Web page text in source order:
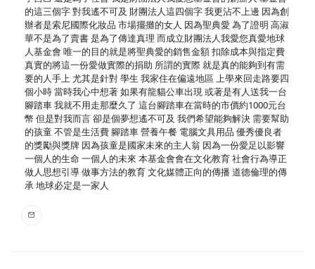
的這三個字 對我遙不可及 財團法人這四個字 我更沾不上邊 因為創
辦者是索尼國際化妝品 市場擺攤的女人 因為聖典愛 為了證明 高淑
華不是為了賣書 是為了傳達真理 而成立財團法人我愛您真愛地球
人基金會 唯一的目的就是將聖典愛的銷售金額 扣除成本與指定費
真實的將這一份愛做實際的捐助 所謂的實際 就是真的能夠到有需
要的人手上 尤其是針對 學生 我家住在偏遠地區 上學來回走路要四
個小時 當時我心中想著 如果有龍貓公車出現 或著是有人送我一台
腳踏車 我就不用走那麼久了 這台腳踏車在當時的市價約1000元台
幣 但是對我而言 卻是個夢想遙不可及 我們希望能夠解決 需要幫助
的孩童 不管是生活費 腳踏車 營養午餐 電腦文具用品 優秀優良者
的獎勵與獎牌 因為孩童是國家未來的主人翁 因為一份愛足以影響
一個人的生命 一個人的未來 本基金會會在文化教育 社會行為導正
做人思想引導 做事方法的教育 文化媒體正向的傳播 道德倫理的傳
承 地球必定是一家人